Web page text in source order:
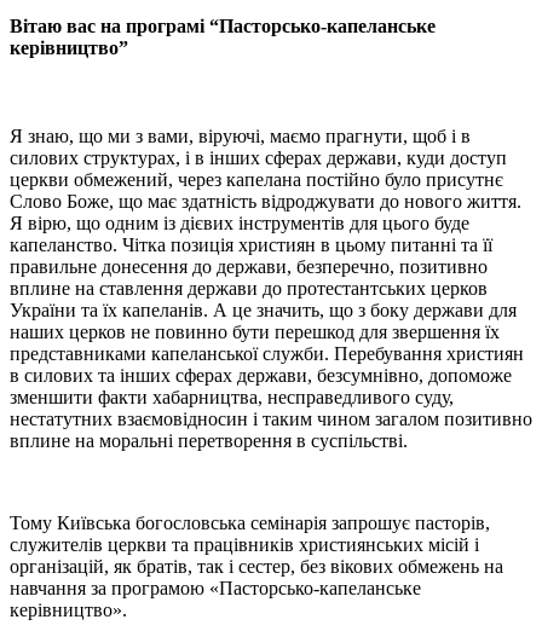
Вітаю вас на програмі “Пасторсько-капеланське
керівництво”
Я знаю, що ми з вами, віруючі, маємо прагнути, щоб і в
силових структурах, і в інших сферах держави, куди доступ
церкви обмежений, через капелана постійно було присутнє
Слово Боже, що має здатність відроджувати до нового життя.
Я вірю, що одним із дієвих інструментів для цього буде
капеланство. Чітка позиція християн в цьому питанні та її
правильне донесення до держави, безперечно, позитивно
вплине на ставлення держави до протестантських церков
України та їх капеланів. А це значить, що з боку держави для
наших церков не повинно бути перешкод для звершення їх
представниками капеланської служби. Перебування християн
в силових та інших сферах держави, безсумнівно, допоможе
зменшити факти хабарництва, несправедливого суду,
нестатутних взаємовідносин і таким чином загалом позитивно
вплине на моральні перетворення в суспільстві.
Тому Київська богословська семінарія запрошує пасторів,
служителів церкви та працівників християнських місій і
організацій, як братів, так і сестер, без вікових обмежень на
навчання за програмою «Пасторсько-капеланське
керівництво».